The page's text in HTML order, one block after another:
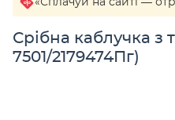
«Сплачуй на сайті —
Срібна каблучка з
7501/2179474Пг)